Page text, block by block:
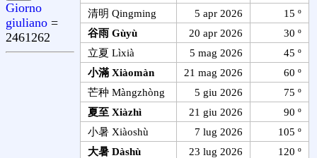
清明 Qingming
5 apr 2026
15 º
谷雨 Gùyù
20 apr 2026
30 º
立夏 Lìxià
5 mag 2026
45 º
小滿 Xiàomàn
21 mag 2026
60 º
芒种 Màngzhòng
5 giu 2026
75 º
夏至 Xiàzhì
21 giu 2026
90 º
小暑 Xiàoshù
7 lug 2026
105 º
大暑 Dàshù
23 lug 2026
120 º
Giorno
giuliano =
2461262